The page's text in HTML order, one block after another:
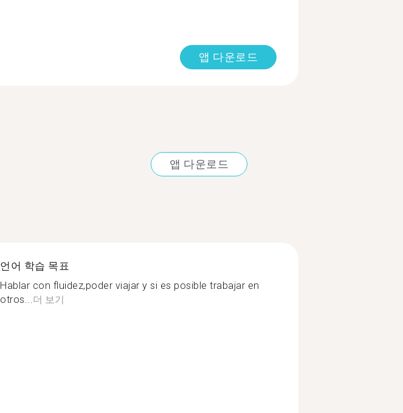
앱 다운로드
앱 다운로드
언어 학습 목표
Hablar con fluidez,poder viajar y si es posible trabajar en
otros... 더 보기